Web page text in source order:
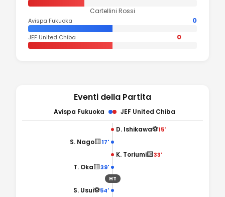
Cartellini Rossi
Avispa Fukuoka 0
JEF United Chiba 0
Eventi della Partita
Avispa Fukuoka JEF United Chiba
D. Ishikawa⚽15'
17'
🟨
S. Nago
K. Toriumi🟨33'
39'
🟨
T. Oka
HT
54'
⚽
S. Usui